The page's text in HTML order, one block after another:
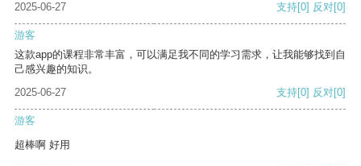
2025-06-27
支持[0] 反对[0]
游客
这款app的课程非常丰富，可以满足我不同的学习需求，让我能够找到自
己感兴趣的知识。
2025-06-27
支持[0] 反对[0]
游客
超棒啊 好用